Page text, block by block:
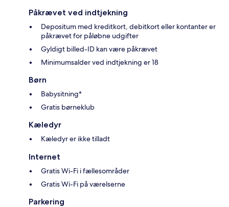
Påkrævet ved indtjekning
Depositum med kreditkort, debitkort eller kontanter er
påkrævet for påløbne udgifter
Gyldigt billed-ID kan være påkrævet
Minimumsalder ved indtjekning er 18
Børn
Babysitning*
Gratis børneklub
Kæledyr
Kæledyr er ikke tilladt
Internet
Gratis Wi-Fi i fællesområder
Gratis Wi-Fi på værelserne
Parkering